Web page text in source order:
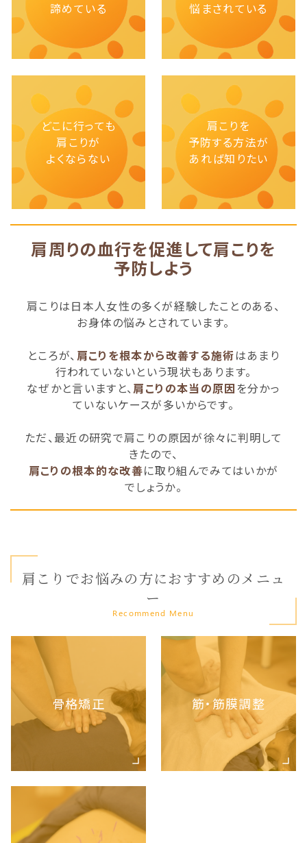
諦めている
悩まされている
どこに行っても
肩こりが
よくならない
肩こりを
予防する方法が
あれば知りたい
肩周りの血行を促進して肩こりを
予防しよう
肩こりは日本人女性の多くが経験したことのある、
お身体の悩みとされています。
ところが、 肩こりを根本から改善する施術はあまり
行われていないという現状もあります。
なぜかと言いますと、肩こりの本当の原因 を分かっ
ていないケースが多いからです。
ただ、最近の研究で肩こりの原因が徐々に判明して
きたので、
肩こりの根本的な改善に取り組んでみてはいかが
でしょうか。
肩こりでお悩みの方におすすめのメニュ
ー
Recommend Menu
骨格矯正 筋・筋膜調整